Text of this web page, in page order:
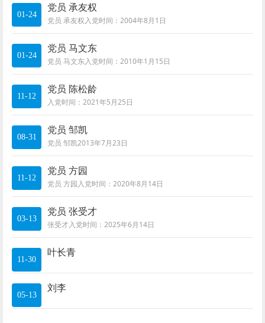
01-24
党员 承友权
党员 承友权入党时间：2004年8月1日
01-24
党员 马文东
党员 马文东入党时间：2010年1月15日
11-12
党员 陈松龄
入党时间：2021年5月25日
08-31
党员 邹凯
党员 邹凯2013年7月23日
11-12
党员 方园
党员 方园入党时间：2020年8月14日
03-13
党员 张受才
张受才入党时间：2025年6月14日
11-30
叶长青
05-13
刘李